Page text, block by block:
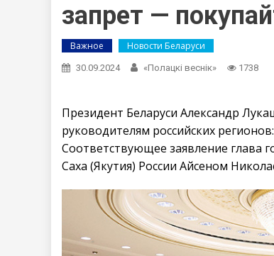
запрет —
Важное Новости Беларуси
30.09.2024 «Полацкі веснік» 1738
Президент Беларуси Александр
руководителям российских
Соответствующее заявление глава
Саха (Якутия) России Айсеном